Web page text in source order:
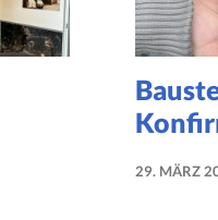
29. MÄRZ